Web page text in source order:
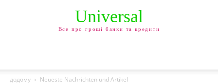
Universal
Все про гроші банки та кредити
додому Neueste Nachrichten und Artikel